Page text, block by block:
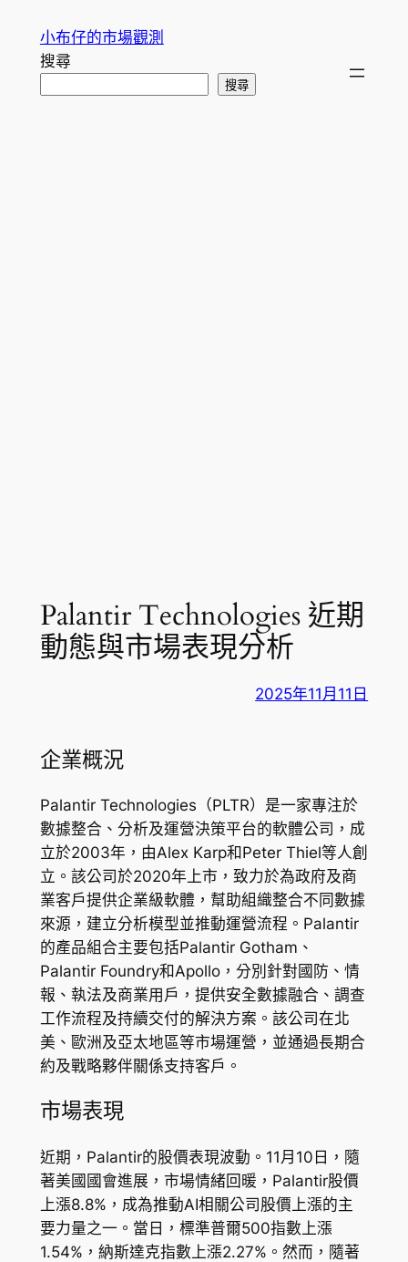
小布仔的市場觀測
搜尋
搜尋
Palantir Technologies 近期
動態與市場表現分析
2025年11月11日
企業概況
Palantir Technologies（PLTR）是一家專注於
數據整合、分析及運營決策平台的軟體公司，成
立於2003年，由Alex Karp和Peter Thiel等人創
立。該公司於2020年上市，致力於為政府及商
業客戶提供企業級軟體，幫助組織整合不同數據
來源，建立分析模型並推動運營流程。Palantir
的產品組合主要包括Palantir Gotham、
Palantir Foundry和Apollo，分別針對國防、情
報、執法及商業用戶，提供安全數據融合、調查
工作流程及持續交付的解決方案。該公司在北
美、歐洲及亞太地區等市場運營，並通過長期合
約及戰略夥伴關係支持客戶。
市場表現
近期，Palantir的股價表現波動。11月10日，隨
著美國國會進展，市場情緒回暖，Palantir股價
上漲8.8%，成為推動AI相關公司股價上漲的主
要力量之一。當日，標準普爾500指數上漲
1.54%，納斯達克指數上漲2.27%。然而，隨著